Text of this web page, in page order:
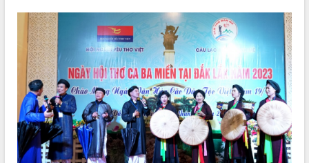
VIDEO
Không có file video nào để phát.
ALBUM ẢNH